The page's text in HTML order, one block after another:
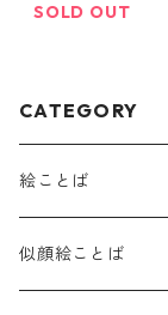
SOLD OUT
CATEGORY
絵ことば
似顔絵ことば